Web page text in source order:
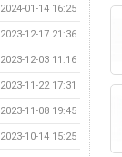
2024-01-14 16:25
2023-12-17 21:36
2023-12-03 11:16
2023-11-22 17:31
2023-11-08 19:45
2023-10-14 15:25